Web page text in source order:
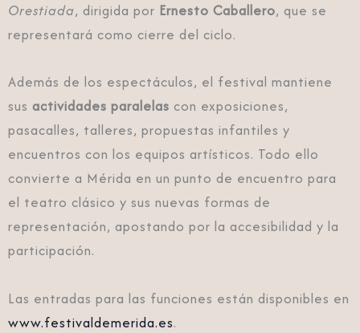
Orestiada, dirigida por Ernesto Caballero, que se
representará como cierre del ciclo.
Además de los espectáculos, el festival mantiene
sus actividades paralelas con exposiciones,
pasacalles, talleres, propuestas infantiles y
encuentros con los equipos artísticos. Todo ello
convierte a Mérida en un punto de encuentro para
el teatro clásico y sus nuevas formas de
representación, apostando por la accesibilidad y la
participación.
Las entradas para las funciones están disponibles en
www.festivaldemerida.es.